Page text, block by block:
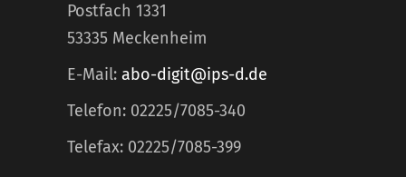
Postfach 1331
53335 Meckenheim
E-Mail: abo-digit@ips-d.de
Telefon: 02225/7085-340
Telefax: 02225/7085-399